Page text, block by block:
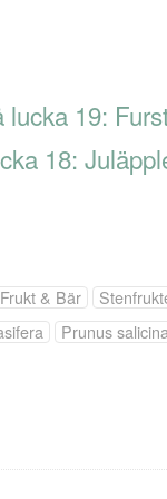
lucka 19:
18:
Frukt & Bär
Prunus salicina